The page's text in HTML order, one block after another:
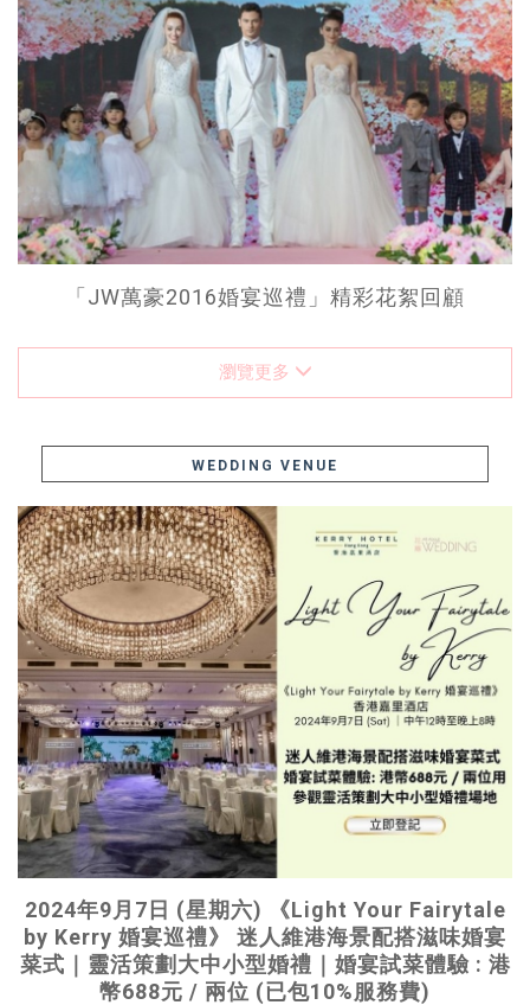
「JW萬豪2016婚宴巡禮」精彩花絮回顧
瀏覽更多
WEDDING VENUE
2024年9月7日 (星期六) 《Light Your Fairytale
by Kerry 婚宴巡禮》 迷人維港海景配搭滋味婚宴
菜式｜靈活策劃大中小型婚禮｜婚宴試菜體驗 : 港
幣688元 / 兩位 (已包10%服務費)